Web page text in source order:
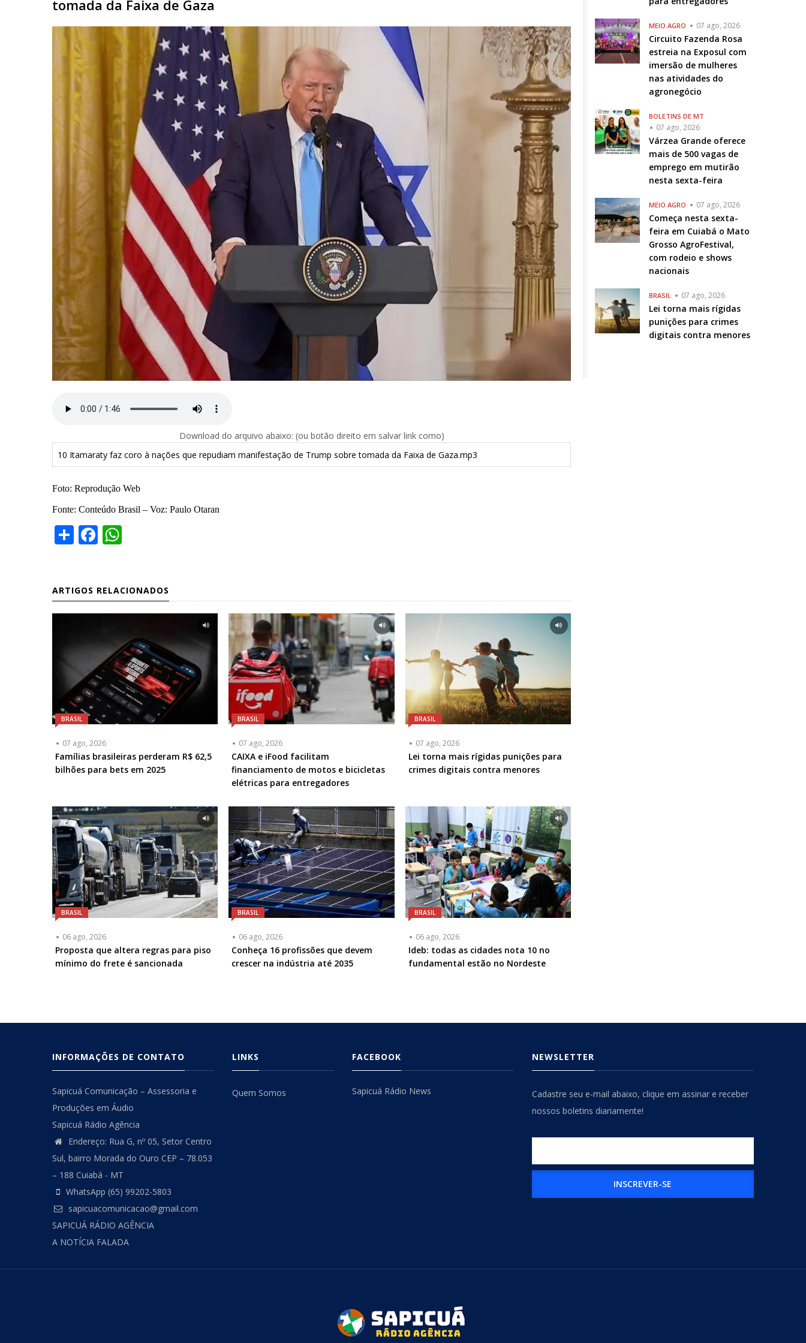
tomada da Faixa de Gaza
Download do arquivo abaixo: (ou botão direito em salvar link como)
10 Itamaraty faz coro à nações que repudiam manifestação de Trump sobre tomada da Faixa de Gaza.mp3
Foto: Reprodução Web
Fonte: Conteúdo Brasil – Voz: Paulo Otaran
ShareFacebook
ARTIGOS RELACIONADOS
BRASIL
07 ago, 2026
Famílias brasileiras perderam R$ 62,5
bilhões para bets em 2025
BRASIL
07 ago, 2026
CAIXA e iFood facilitam
financiamento de motos e bicicletas
elétricas para entregadores
BRASIL
07 ago, 2026
Lei torna mais rígidas punições para
crimes digitais contra menores
BRASIL
06 ago, 2026
Proposta que altera regras para piso
mínimo do frete é sancionada
BRASIL
06 ago, 2026
Conheça 16 profissões que devem
crescer na indústria até 2035
BRASIL
06 ago, 2026
Ideb: todas as cidades nota 10 no
fundamental estão no Nordeste
MEIO AGRO 07 ago, 2026
Circuito Fazenda Rosa
estreia na Exposul com
imersão de mulheres
nas atividades do
agronegócio
BOLETINS DE MT
07 ago, 2026
Várzea Grande oferece
mais de 500 vagas de
emprego em mutirão
nesta sexta-feira
MEIO AGRO 07 ago, 2026
Começa nesta sexta-
feira em Cuiabá o Mato
Grosso AgroFestival,
com rodeio e shows
nacionais
BRASIL 07 ago, 2026
Lei torna mais rígidas
punições para crimes
digitais contra menores
INFORMAÇÕES DE CONTATO
Sapicuá Comunicação – Assessoria e
Produções em Áudio
Sapicuá Rádio Agência
Endereço: Rua G, nº 05, Setor Centro
Sul, bairro Morada do Ouro CEP – 78.053
– 188 Cuiabá - MT
WhatsApp (65) 99202-5803
sapicuacomunicacao@gmail.com
SAPICUÁ RÁDIO AGÊNCIA
A NOTÍCIA FALADA
LINKS
Quem Somos
FACEBOOK
Sapicuá Rádio News
NEWSLETTER
Cadastre seu e-mail abaixo, clique em assinar e receber
nossos boletins diariamente!